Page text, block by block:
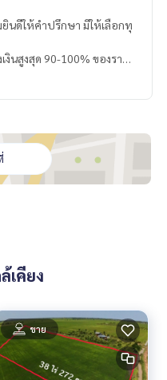
นดีให้คำปรึกษา มีให้เลือกทุ
นสูงสุด 90-100% ของราคา
มเป็นมืออาชีพ ใช้เทคโนโล
ทรัพย์
เคียง
ขาย